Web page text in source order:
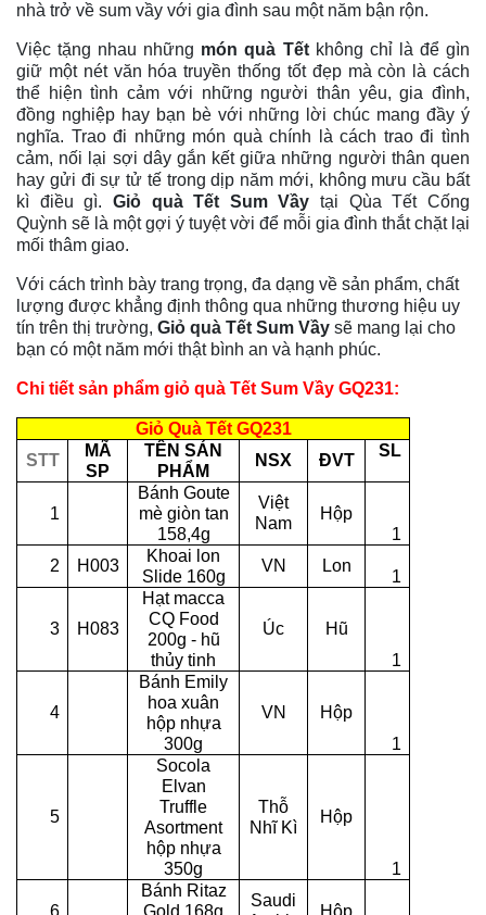
nhà trở về sum vầy với gia đình sau một năm bận rộn.
Việc tặng nhau những món quà Tếtkhông chỉ là để gìn
giữ một nét văn hóa truyền thống tốt đẹp mà còn là cách
thể hiện tình cảm với những người thân yêu, gia đình,
đồng nghiệp hay bạn bè với những lời chúc mang đầy ý
nghĩa. Trao đi những món quà chính là cách trao đi tình
cảm, nối lại sợi dây gắn kết giữa những người thân quen
hay gửi đi sự tử tế trong dịp năm mới, không mưu cầu bất
kì điều gì. Giỏ quà Tết Sum Vầy tại Qùa Tết Cống
Quỳnh sẽ là một gợi ý tuyệt vời để mỗi gia đình thắt chặt lại
mối thâm giao.
Với cách trình bày trang trọng, đa dạng về sản phẩm, chất
lượng được khẳng định thông qua những thương hiệu uy
tín trên thị trường, Giỏ quà Tết Sum Vầy sẽ mang lại cho
bạn có một năm mới thật bình an và hạnh phúc.
Chi tiết sản phẩm giỏ quà Tết Sum Vầy GQ231:
Giỏ Quà Tết GQ231
STT
MÃ
SP
TÊN SẢN
PHẨM
NSX ĐVT
SL
1
Bánh Goute
mè giòn tan
158,4g
Việt
Nam
Hộp
1
2
H003
Khoai lon
Slide 160g
VN Lon
1
3 H083
Hạt macca
CQ Food
200g - hũ
thủy tinh
Úc
Hũ
1
4
Bánh Emily
hoa xuân
hộp nhựa
300g
VN
Hộp
1
5
Socola
Elvan
Truffle
Asortment
hộp nhựa
350g
Thỗ
Nhĩ Kì
Hộp
1
Bánh Ritaz
Saudi